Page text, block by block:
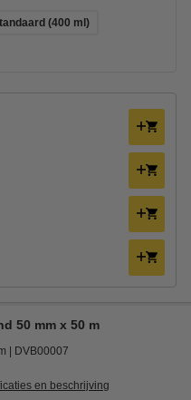
(400 ml)
50 mm x 50 m
DVB00007
en beschrijving